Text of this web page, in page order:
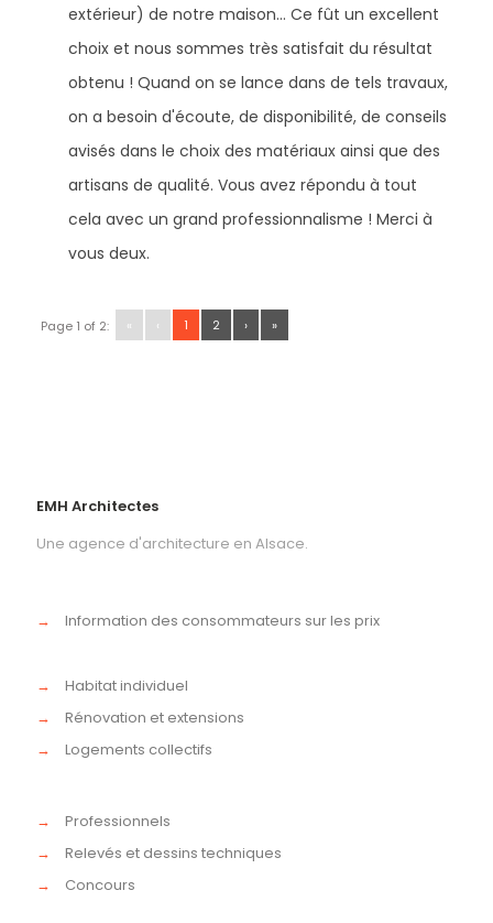
extérieur) de notre maison... Ce fût un excellent
choix et nous sommes très satisfait du résultat
obtenu ! Quand on se lance dans de tels travaux,
on a besoin d'écoute, de disponibilité, de conseils
avisés dans le choix des matériaux ainsi que des
artisans de qualité. Vous avez répondu à tout
cela avec un grand professionnalisme ! Merci à
vous deux.
Page 1 of 2: « ‹ 1 2 › »
EMH Architectes
Une agence d'architecture en Alsace.
→ Information des consommateurs sur les prix
→
Habitat individuel
→
Rénovation et extensions
→
Logements collectifs
→
Professionnels
→
Relevés et dessins techniques
→
Concours